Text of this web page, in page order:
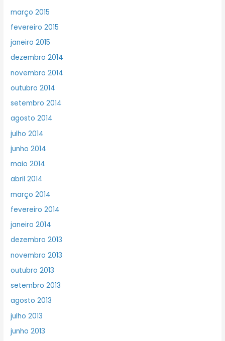
março 2015
fevereiro 2015
janeiro 2015
dezembro 2014
novembro 2014
outubro 2014
setembro 2014
agosto 2014
julho 2014
junho 2014
maio 2014
abril 2014
março 2014
fevereiro 2014
janeiro 2014
dezembro 2013
novembro 2013
outubro 2013
setembro 2013
agosto 2013
julho 2013
junho 2013